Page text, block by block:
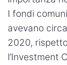
I fondi
avevano
2020,
l’Investment